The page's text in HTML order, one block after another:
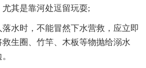
其是靠河处逗留玩耍;
水时，不能冒然下水营救，应立即
生圈、竹竿、木板等物抛给溺水